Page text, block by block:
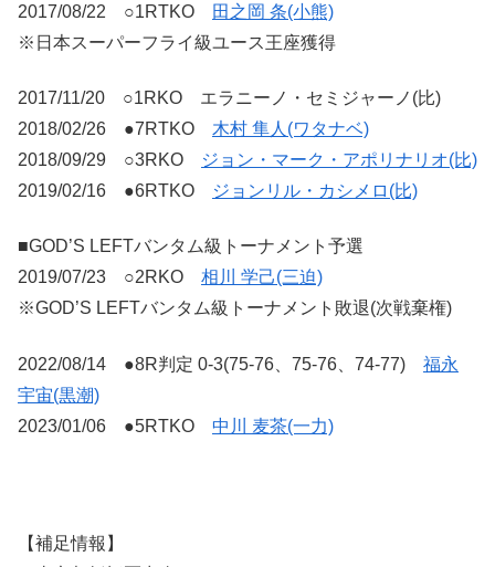
2017/08/22 ○1RTKO
田之岡 条(小熊)
※日本スーパーフライ級ユース王座獲得
2017/11/20 ○1RKO エラニーノ・セミジャーノ(比)
2018/02/26 ●7RTKO 木村 隼人(ワタナベ)
2018/09/29 ○3RKO
ジョン・マーク・アポリナリオ(比)
2019/02/16 ●6RTKO
ジョンリル・カシメロ(比)
■GOD’S LEFTバンタム級トーナメント予選
2019/07/23 ○2RKO 相川 学己(三迫)
※GOD’S LEFTバンタム級トーナメント敗退(次戦棄権)
2022/08/14 ●8R判定 0-3(75-76、75-76、74-77) 福永
宇宙(黒潮)
2023/01/06 ●5RTKO 中川 麦茶(一力)
【補足情報】